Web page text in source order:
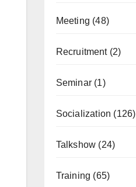
Meeting (48)
Recruitment(2)
Seminar(1)
Socialization (126)
Talkshow (24)
Training (65)